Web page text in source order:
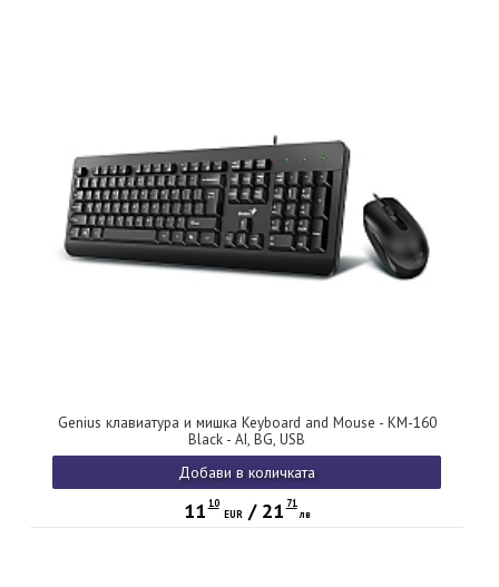
Genius клавиатура и мишка Keyboard and Mouse - KM-160
Black - AI, BG, USB
Добави в количката
11 10
EUR/ 21 71
лв